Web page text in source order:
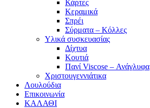
Κάρτες
Κεραμικά
Σπρέι
Σύρματα – Κόλλες
Υλικά συσκευασίας
Δίχτυα
Κουτιά
Πανί Viscose – Ανάγλυφα
Χριστουγεννιάτικα
Λουλούδια
Επικοινωνία
ΚΑΛΑΘΙ